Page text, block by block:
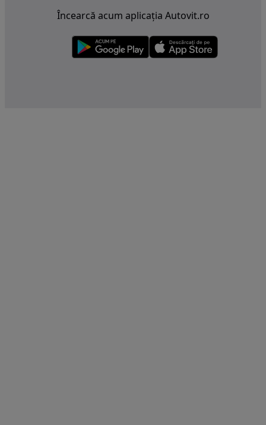
Încearcă acum aplicația Autovit.ro